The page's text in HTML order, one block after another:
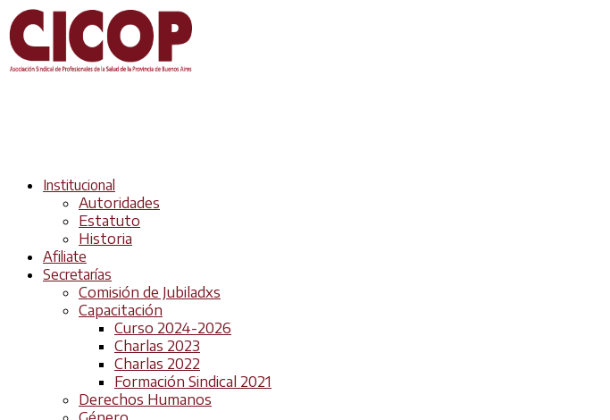
Institucional
Autoridades
Estatuto
Historia
Afiliate
Secretarías
Comisión de Jubiladxs
Capacitación
Curso 2024-2026
Charlas 2023
Charlas 2022
Formación Sindical 2021
Derechos Humanos